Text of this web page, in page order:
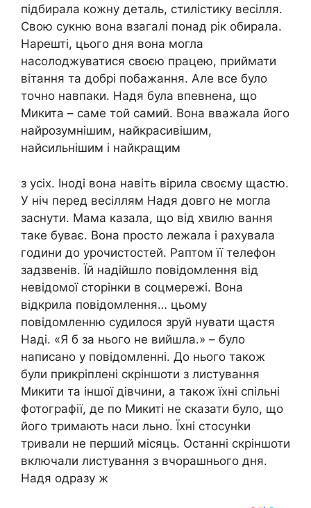
підбирала кожну деталь, стилістику весілля.
Свою сукню вона взагалі понад рік обирала.
Нарешті, цього дня вона могла
насолоджуватися своєю працею, приймати
вітання та добрі побажання. Але все було
точно навпаки. Надя була впевнена, що
Микита – саме той самий. Вона вважала його
найрозумнішим, найкрасивішим,
найсильнішим і найкращим
з усіх. Іноді вона навіть вірила своєму щастю.
У ніч перед весіллям Надя довго не могла
заснути. Мама казала, що від хвилю вання
таке буває. Вона просто лежала і рахувала
години до урочистостей. Раптом її телефон
задзвенів. Їй надійшло повідомлення від
невідомої сторінки в соцмережі. Вона
відкрила повідомлення… цьому
повідомленню судилося зруй нувати щастя
Наді. «Я б за нього не вийшла.» – було
написано у повідомленні. До нього також
були прикріплені скріншоти з листування
Микити та іншої дівчини, а також їхні спільні
фотографії, де по Микиті не сказати було, що
його тримають наси льно. Їхні стосунkи
тривали не перший місяць. Останні скріншоти
включали листування з вчорашнього дня.
Надя одразу ж